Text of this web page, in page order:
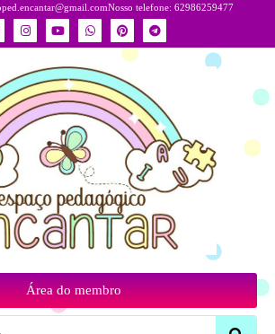
Nosso telefone: 62986259477
Área do membro